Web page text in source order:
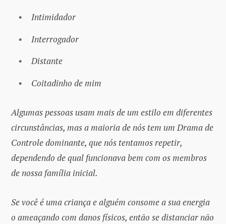
Intimidador
Interrogador
Distante
Coitadinho de mim
Algumas pessoas usam mais de um estilo em diferentes
circunstâncias, mas a maioria de nós tem um Drama de
Controle dominante, que nós tentamos repetir,
dependendo de qual funcionava bem com os membros
de nossa família inicial.
Se você é uma criança e alguém consome a sua energia
o ameaçando com danos físicos, então se distanciar não